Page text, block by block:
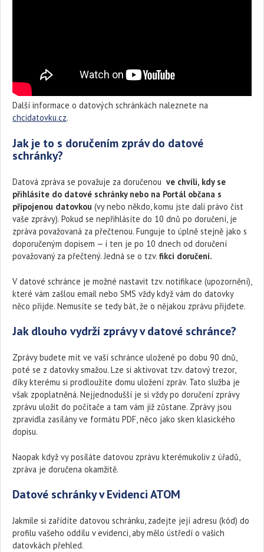
Další informace o datových schránkách naleznete na
chcidatovku.cz.
Jak je to s doručením zpráv do datové
schránky?
Datová zpráva se považuje za doručenou ve chvíli, kdy se
přihlásíte do datové schránky nebo na Portál občana s
připojenou datovkou (vy nebo někdo, komu jste dali právo číst
vaše zprávy). Pokud se nepřihlásíte do 10 dnů po doručení, je
zpráva považovaná za přečtenou. Funguje to úplně stejně jako s
doporučeným dopisem — i ten je po 10 dnech od doručení
považovaný za přečtený. Jedná se o tzv. fikci doručení.
V datové schránce je možné nastavit tzv. notifikace (upozornění),
které vám zašlou email nebo SMS vždy když vám do datovky
něco přijde. Nemusíte se tedy bát, že o nějakou zprávu přijdete.
Jak dlouho vydrží zprávy v datové schránce?
Zprávy budete mít ve vaší schránce uložené po dobu 90 dnů,
poté se z datovky smažou. Lze si aktivovat tzv. datový trezor,
díky kterému si prodloužíte domu uložení zpráv. Tato služba je
však zpoplatněná. Nejjednodušší je si vždy po doručení zprávy
zprávu uložit do počítače a tam vám již zůstane. Zprávy jsou
zpravidla zasílány ve formátu PDF, něco jako sken klasického
dopisu.
Naopak když vy posíláte datovou zprávu kterémukoliv z úřadů,
zpráva je doručena okamžitě.
Datové schránky v Evidenci ATOM
Jakmile si zařídíte datovou schránku, zadejte její adresu (kód) do
profilu vašeho oddílu v evidenci, aby mělo ústředí o vašich
datovkách přehled.